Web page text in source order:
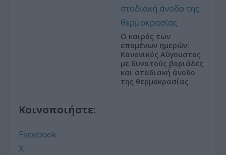
Ο καιρός των
επομένων ημερών:
Κανονικός Αύγουστος
με δυνατούς βοριάδες
και σταδιακή άνοδο
της θερμοκρασίας
Κοινοποιήστε:
Facebook
X